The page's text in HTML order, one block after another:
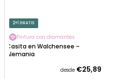
2+1 GRATIS
Pintura con diamantes
Casita en Walchensee –
Alemania
desde €25,89